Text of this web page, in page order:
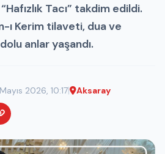
Tacı” takdim edildi.
ı Kerim tilaveti, dua ve
anlar yaşandı.
2026, 10:17| Aksaray